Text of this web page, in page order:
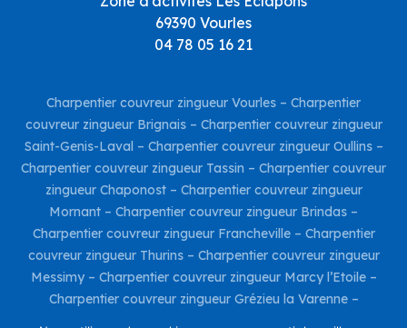
69390 Vourles
04 78 05 16 21
Charpentier couvreur zingueur Vourles – Charpentier
couvreur zingueur Brignais– Charpentier couvreur zingueur
Saint-Genis-Laval – Charpentier couvreur zingueur Oullins–
Charpentier couvreur zingueur Tassin – Charpentier couvreur
zingueur Chaponost– Charpentier couvreur zingueur
Mornant – Charpentier couvreur zingueur Brindas –
Charpentier couvreur zingueur Francheville– Charpentier
couvreur zingueur Thurins– Charpentier couvreur zingueur
Messimy– Charpentier couvreur zingueur Marcy l’Etoile–
Charpentier couvreur zingueur Grézieu la Varenne–